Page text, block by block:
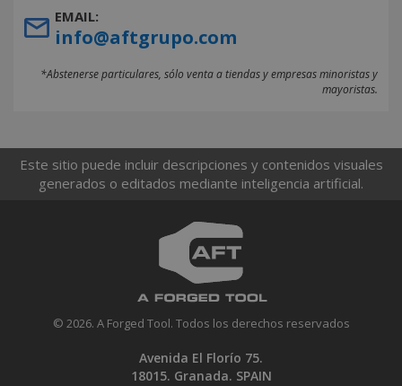
EMAIL:
info@aftgrupo.com
*Abstenerse particulares, sólo venta a tiendas y empresas minoristas y
mayoristas.
Este sitio puede incluir descripciones y contenidos visuales
generados o editados mediante inteligencia artificial.
© 2026. A Forged Tool. Todos los derechos reservados
Avenida El Florío 75.
18015. Granada. SPAIN